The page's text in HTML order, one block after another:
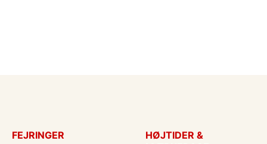
FEJRINGER
HØJTIDER &